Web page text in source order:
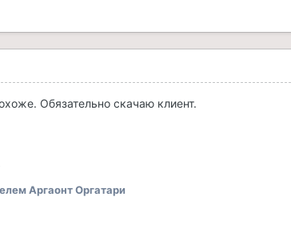
Обязательно скачаю клиент.
Аргаонт Оргатари